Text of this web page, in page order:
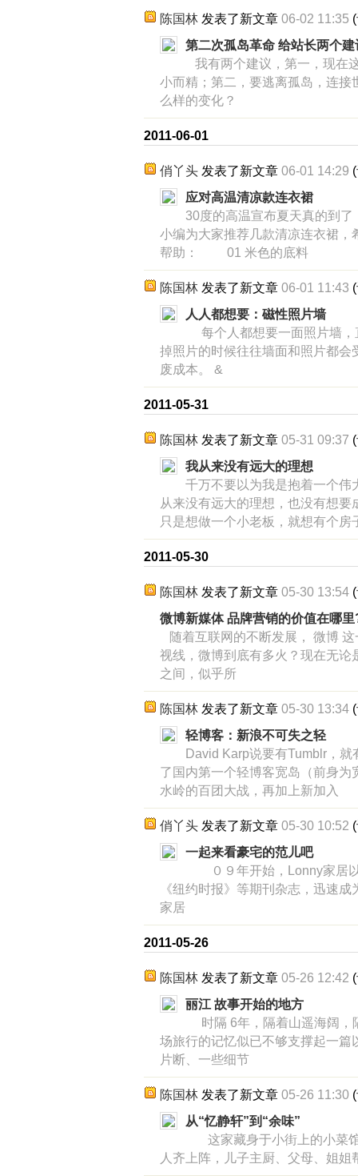
陈国林 发表了新文章 06-02 11:35 (
第二次孤岛革命 给站长两个建
我有两个建议，第一，现在
小而精；第二，要逃离孤岛，连
么样的变化？
2011-06-01
俏丫头 发表了新文章 06-01 14:29 (
应对高温清凉款连衣裙
30度的高温宣布夏天真的到
小编为大家推荐几款清凉连衣裙
帮助： 01 米色的底料
陈国林 发表了新文章 06-01 11:43 (
人人都想要：磁性照片墙
每个人都想要一面照片墙，
掉照片的时候往往墙面和照片都
废成本。 &
2011-05-31
陈国林 发表了新文章 05-31 09:37 (
我从来没有远大的理想
千万不要以为我是抱着一个伟
从来没有远大的理想，也没有想
只是想做一个小老板，就想有个房
2011-05-30
陈国林 发表了新文章 05-30 13:54 (
微博新媒体 品牌营销的价值在哪里
随着互联网的不断发展， 微博
视线，微博到底有多火？现在无
之间，似乎所
陈国林 发表了新文章 05-30 13:34 (
轻博客：新浪不可失之轻
David Karp说要有Tumblr，
了国内第一个轻博客宽岛（前身
水岭的百团大战，再加上新加入
俏丫头 发表了新文章 05-30 10:52 (
一起来看豪宅的范儿吧
０９年开始，Lonny家居以
《纽约时报》等期刊杂志，迅速
家居
2011-05-26
陈国林 发表了新文章 05-26 12:42 (
丽江 故事开始的地方
时隔 6年，隔着山遥海阔，
场旅行的记忆似已不够支撑起一
片断、一些细节
陈国林 发表了新文章 05-26 11:30 (
从“忆静轩”到“余味”
这家藏身于小街上的小菜
人齐上阵，儿子主厨、父母、姐